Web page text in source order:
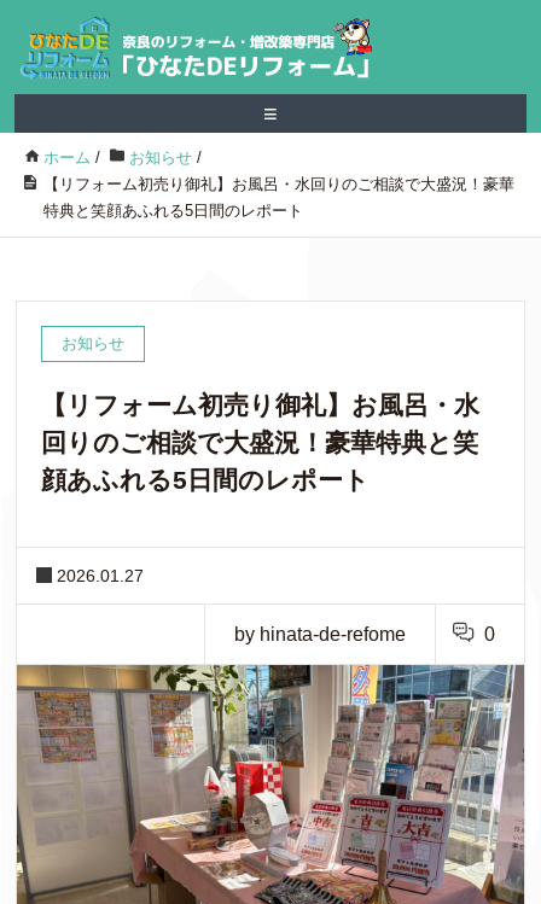
≡
ホーム / お知らせ /
【リフォーム初売り御礼】お風呂・水回りのご相談で大盛況！豪華
特典と笑顔あふれる5日間のレポート
お知らせ
【リフォーム初売り御礼】お風呂・水
回りのご相談で大盛況！豪華特典と笑
顔あふれる5日間のレポート
2026.01.27
by hinata-de-refome 0